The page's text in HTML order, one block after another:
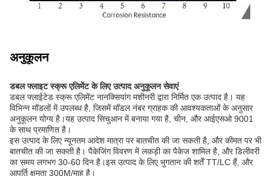
अनुकूलन
डबल फ्लाइट स्क्रू एलिमेंट के लिए उत्पाद अनुकूलन सेवाएं
डबल फ्लाईटेड स्क्रू एलिमेंट नानक्सियांग मशीनरी द्वारा निर्मित एक उत्पाद है। यह
विभिन्न मॉडलों में उपलब्ध है, जिसमें मॉडल नंबर ग्राहक की आवश्यकताओं के अनुसार
अनुकूलन योग्य है।यह उत्पाद सिचुआन में बनाया गया है, चीन, और आईएसओ 9001
के साथ प्रमाणित है।
इस उत्पाद के लिए न्यूनतम आदेश मात्रा पर बातचीत की जा सकती है, और कीमत पर भी
बातचीत की जा सकती है। पैकेजिंग विवरण में लकड़ी का पैकेज शामिल है, और डिलीवरी
का समय लगभग 30-60 दिन है।इस उत्पाद के लिए भुगतान की शर्तें TT/LC हैं, और
आपूर्ति क्षमता 300M/माह है।